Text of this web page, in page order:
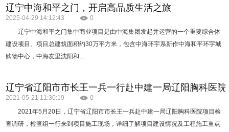
辽宁中海和平之门，开启高品质生活之旅
2025-04-29 14:12:43
0
辽宁中海和平之门集中商业项目是由中海集团发起并运营的一个重要综合体
建设项目。项目总建筑面积约30万平方米，包含中海环宇系新作中海和平环宇城
购物中心，中海友里沈阳和…
辽宁省辽阳市市长王一兵一行赴中建一局辽阳胸科医
2021-05-21 11:30:19
0
2021年5月20日，辽宁省辽阳市市长王一兵赴中建一局辽阳胸科医院项目检
查调研，检查组一行来到项目施工现场，详细了解项目建设情况及工程施工重点